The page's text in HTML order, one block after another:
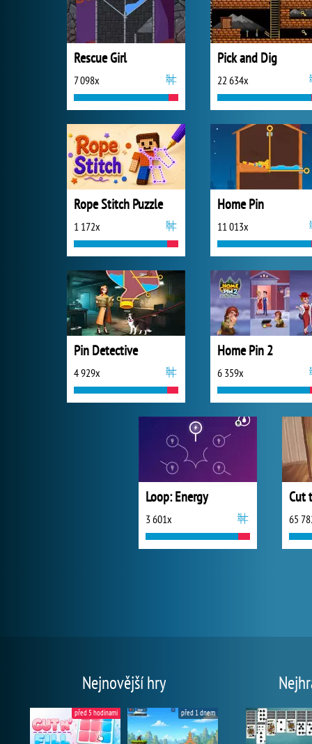
Rescue Girl
7 098x
Pick and Dig
22 634x
Rope Stitch Puzzle
1 172x
Home Pin
11 013x
Pin Detective
4 929x
Home Pin 2
6 359x
Loop: Energy
3 601x
Cut
65
Nejnovější hry
před 5 hodinami před 1 dnem